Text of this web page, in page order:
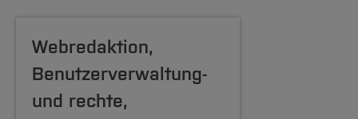
Webredaktion,
Benutzerverwaltung-
und rechte,